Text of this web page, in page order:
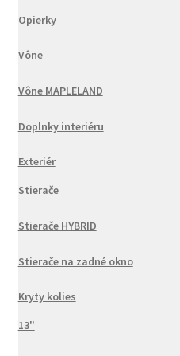
Opierky
Vône
Vône MAPLELAND
Doplnky interiéru
Exteriér
Stierače
Stierače HYBRID
Stierače na zadné okno
Kryty kolies
13"